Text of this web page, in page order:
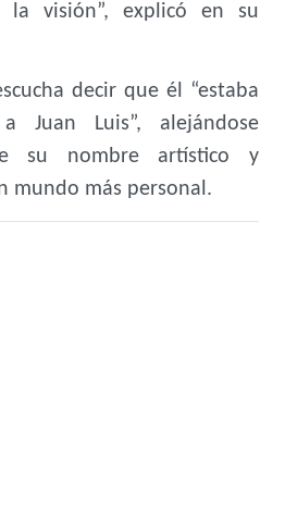
visión”, explicó en su
decir que él “estaba
Juan Luis”, alejándose
su nombre artístico y
mundo más personal.